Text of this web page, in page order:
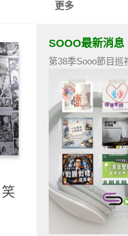
更多
SOOO最新消息
第38季Sooo節目巡